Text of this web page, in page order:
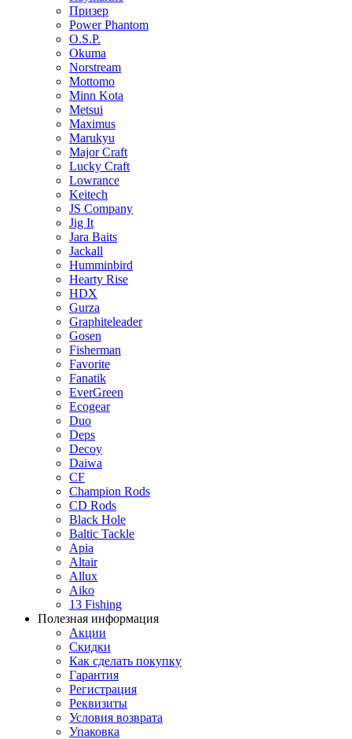
Призер
Power Phantom
O.S.P.
Okuma
Norstream
Mottomo
Minn Kota
Metsui
Maximus
Marukyu
Major Craft
Lucky Craft
Lowrance
Keitech
JS Company
Jig It
Jara Baits
Jackall
Humminbird
Hearty Rise
HDX
Gurza
Graphiteleader
Gosen
Fisherman
Favorite
Fanatik
EverGreen
Ecogear
Duo
Deps
Decoy
Daiwa
CF
Champion Rods
CD Rods
Black Hole
Baltic Tackle
Apia
Altair
Allux
Aiko
13 Fishing
Полезная информация
Акции
Скидки
Как сделать покупку
Гарантия
Регистрация
Реквизиты
Условия возврата
Упаковка